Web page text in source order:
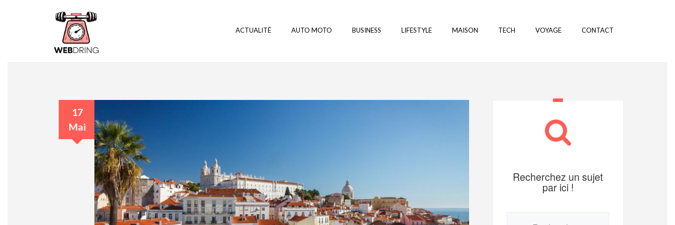
ACTUALITÉ AUTO MOTO BUSINESS LIFESTYLE MAISON TECH VOYAGE CONTACT
17
Mai
Recherchez un sujet
par ici !